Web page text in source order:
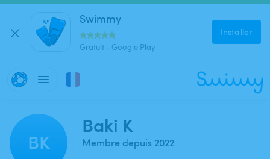
Swimmy
Gratuit - Google Play
Installer
BK
Baki K
Membre depuis 2022